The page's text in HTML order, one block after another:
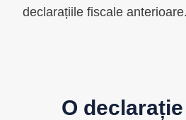
declarațiile fiscale anterioare.
O